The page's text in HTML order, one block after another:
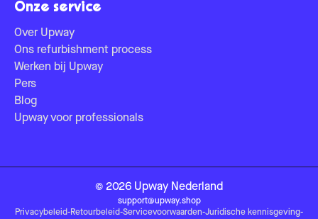
Onze service
Over Upway
Ons refurbishment process
Werken bij Upway
Pers
Blog
Upway voor professionals
© 2026 Upway Nederland
support@upway.shop
Privacybeleid-Retourbeleid-Servicevoorwaarden-Juridische kennisgeving-